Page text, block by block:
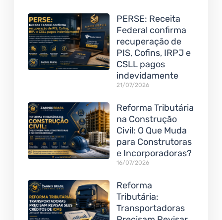
PERSE: Receita
Federal confirma
recuperação de
PIS, Cofins, IRPJ e
CSLL pagos
indevidamente
21/07/2026
Reforma Tributária
na Construção
Civil: O Que Muda
para Construtoras
e Incorporadoras?
16/07/2026
Reforma
Tributária:
Transportadoras